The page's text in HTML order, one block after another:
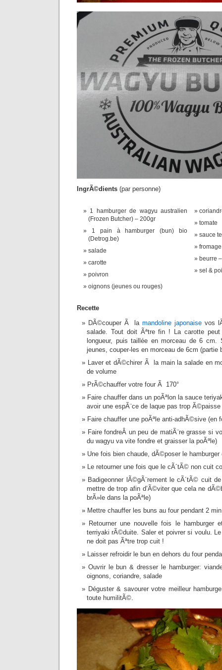
IngrÃ©dients (par personne)
1 hamburger de wagyu australien
(Frozen Butcher) – 200gr
1 pain à hamburger (bun) bio
(Detrog.be)
salade
carotte
poivron
oignons (jeunes ou rouges)
tomate
sauce
beurre
sel &
Recette
DÃ©couper Ã lamandoline japonaisevos
salade. Tout doit Ãªtre fin ! La carotte
longueur, puis taillée en morceau de 6
jeunes, couper-les en morceau de 6cm (partie
Laver et dÃ©chirer Ã la main la salade en
de volume
PrÃ©chauffer votre four Ã 170°
Faire chauffer dans un poÃªlon la sauce
avoir une espÃ¨ce de laque pas trop Ã©paisse
Faire chauffer une poÃªle anti-adhÃ©sive (en
Faire fondreÂ un peu de matiÃ¨re grasse si
du wagyu va vite fondre et graisser la poÃªle)
Une fois bien chaude, dÃ©poser le hamburger
Le retourner une fois que le cÃ´tÃ© non cuit
Badigeonner lÃ©gÃ¨rement le cÃ´tÃ© cuit
mettre de trop afin d’Ã©viter que cela ne
brÃ»le dans la poÃªle)
Mettre chauffer les buns au four pendant 2 min
Retourner une nouvelle fois le hamburger
terriyaki rÃ©duite. Saler et poivrer si voulu.
ne doit pas Ãªtre trop cuit !
Laisser refroidir le bun en dehors du four
Ouvrir le bun & dresser le hamburger:
oignons, coriandre, salade
Déguster & savourer votre meilleur
toute humilitÃ©.